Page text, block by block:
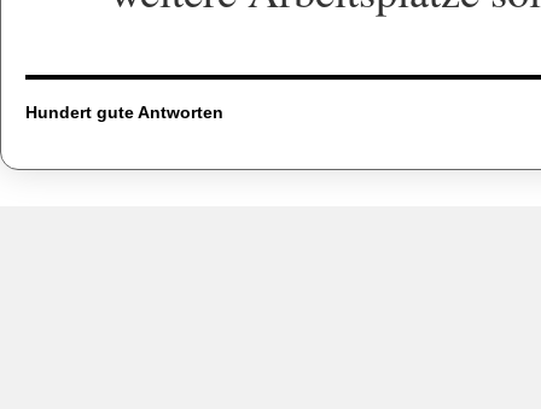
Hundert gute Antworten